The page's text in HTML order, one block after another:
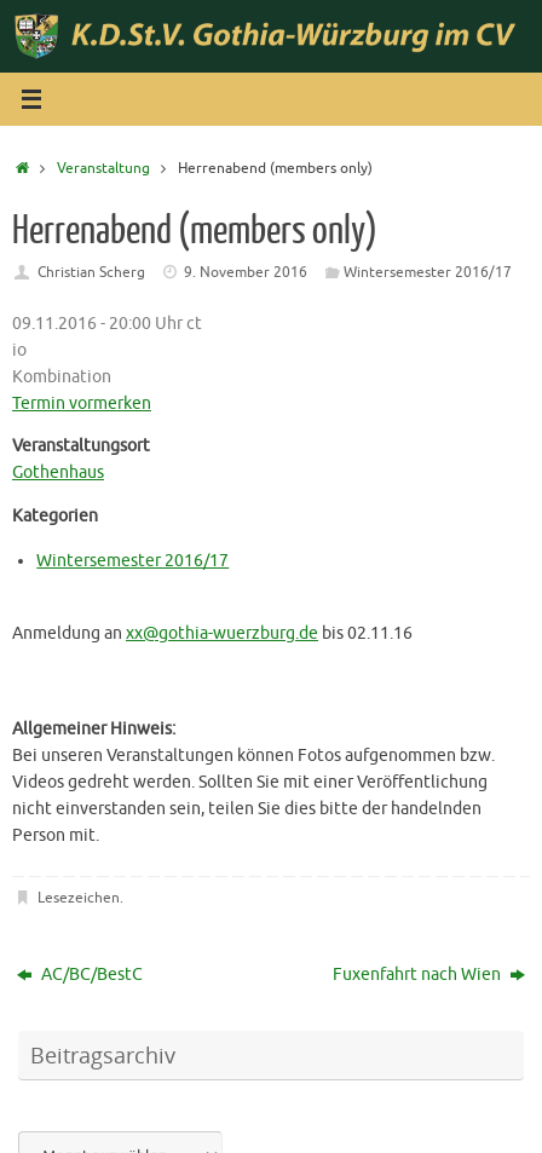
Zum
Inhalt
springen
StartVeranstaltung Herrenabend (members only)
Herrenabend (members only)
Christian Scherg 9. November 2016 Wintersemester 2016/17
09.11.2016 - 20:00 Uhr ct
io
Kombination
Termin vormerken
Veranstaltungsort
Gothenhaus
Kategorien
Wintersemester 2016/17
Anmeldung an xx@gothia-wuerzburg.de bis 02.11.16
Allgemeiner Hinweis:
Bei unseren Veranstaltungen können Fotos aufgenommen bzw.
Videos gedreht werden. Sollten Sie mit einer Veröffentlichung
nicht einverstanden sein, teilen Sie dies bitte der handelnden
Person mit.
Lesezeichen.
AC/BC/BestC Fuxenfahrt nach Wien
Beitragsarchiv